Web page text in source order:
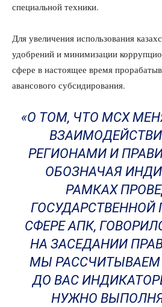
специальной техники.
Для увеличения использования
удобрений и минимизации
сфере в настоящее время
авансового субсидирования.
«О ТОМ, ЧТО МСХ
РЕГИОНАМИ И
ОБОЗНАЧАЯ
РАМКАХ
ГОСУДАРСТВЕННОЙ
СФЕРЕ АПК,
НА ЗАСЕДАНИИ
МЫ
ДО ВАС
НУЖНО